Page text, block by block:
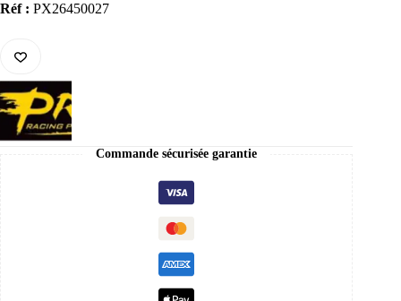
Réf : PX26450027
Commande sécurisée garantie